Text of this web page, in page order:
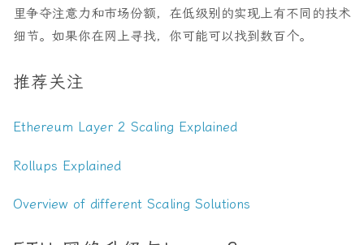
里争夺注意力和市场份额，在低级别的实现上有不同的技术
细节。如果你在网上寻找，你可能可以找到数百个。
推荐关注
Ethereum Layer 2 Scaling Explained
Rollups Explained
Overview of different Scaling Solutions